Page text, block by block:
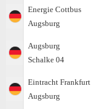
Energie Cottbus
Augsburg
Augsburg
Schalke 04
Eintracht Frankfurt
Augsburg